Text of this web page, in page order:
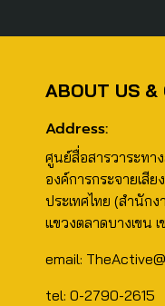
ABOUT US &
Address:
ศูนย์สื่อสารวาระทา
องค์การกระจายเสี
ประเทศไทย (สำนัก
แขวงตลาดบางเขน
email:
tel: 0-2790-2615